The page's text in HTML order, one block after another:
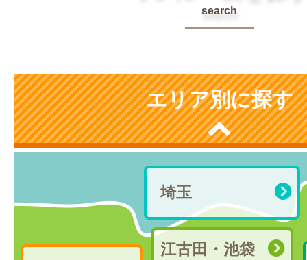
search
エリア別に探す
埼玉
江古田・池袋